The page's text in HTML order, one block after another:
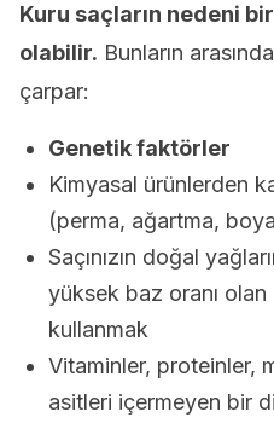
Kuru saçların nedeni
olabilir. Bunların
çarpar:
Genetik faktörler
Kimyasal ürünlerden
(perma, ağartma,
Saçınızın doğal
yüksek baz oranı
kullanmak
Vitaminler, proteinler,
asitleri içermeyen bir